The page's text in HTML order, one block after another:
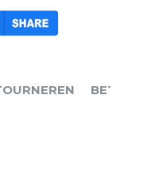
BETALEN